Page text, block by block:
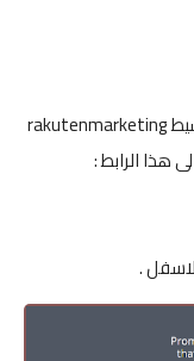
تَستطيع انشاء حساب افلييت يوديمي عبر الوسيط rakutenmarketing
هذا الرابط :